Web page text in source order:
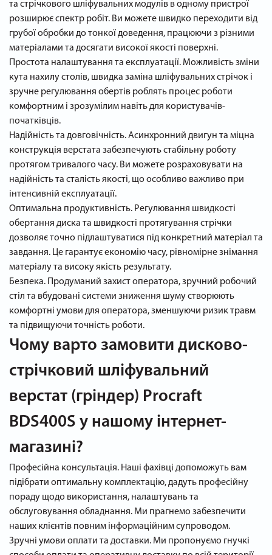
та стрічкового шліфувальних модулів в одному пристрої
розширює спектр робіт. Ви можете швидко переходити від
грубої обробки до тонкої доведення, працюючи з різними
матеріалами та досягати високої якості поверхні.
Простота налаштування та експлуатації. Можливість зміни
кута нахилу столів, швидка заміна шліфувальних стрічок і
зручне регулювання обертів роблять процес роботи
комфортним і зрозумілим навіть для користувачів-
початківців.
Надійність та довговічність. Асинхронний двигун та міцна
конструкція верстата забезпечують стабільну роботу
протягом тривалого часу. Ви можете розраховувати на
надійність та сталість якості, що особливо важливо при
інтенсивній експлуатації.
Оптимальна продуктивність. Регулювання швидкості
обертання диска та швидкості протягування стрічки
дозволяє точно підлаштуватися під конкретний матеріал та
завдання. Це гарантує економію часу, рівномірне знімання
матеріалу та високу якість результату.
Безпека. Продуманий захист оператора, зручний робочий
стіл та вбудовані системи зниження шуму створюють
комфортні умови для оператора, зменшуючи ризик травм
та підвищуючи точність роботи.
Чому варто замовити дисково-
стрічковий шліфувальний
верстат (гріндер) Procraft
BDS400S у нашому інтернет-
магазині?
Професійна консультація. Наші фахівці допоможуть вам
підібрати оптимальну комплектацію, дадуть професійну
пораду щодо використання, налаштувань та
обслуговування обладнання. Ми прагнемо забезпечити
наших клієнтів повним інформаційним супроводом.
Зручні умови оплати та доставки. Ми пропонуємо гнучкі